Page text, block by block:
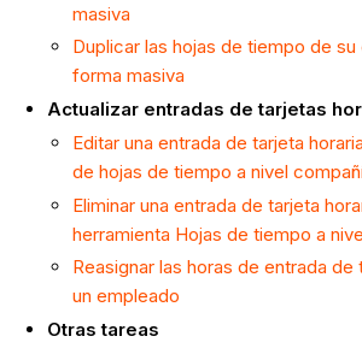
masiva
Duplicar las hojas de tiempo de
forma masiva
Actualizar entradas de tarjetas
Editar una entrada de tarjeta
de hojas de tiempo a nivel
Eliminaruna entrada de tarjeta
herramienta Hojas de tiempo a
Reasignar las horas de entrada de
un empleado
Otras tareas